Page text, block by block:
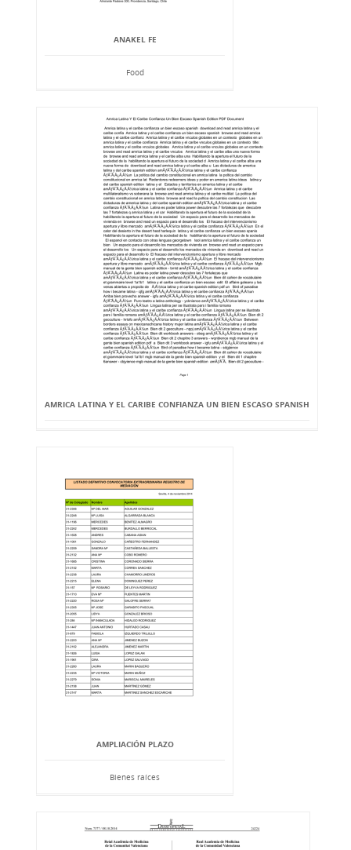
ANAKEL FE
Food
AMRICA LATINA Y EL CARIBE CONFIANZA UN BIEN ESCASO SPANISH
AMPLIACIÓN PLAZO
Bienes raíces